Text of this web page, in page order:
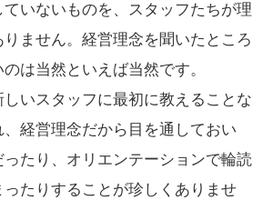
いないものを、スタッフたちが理
ません。経営理念を聞いたところ
は当然といえば当然です。
いスタッフに最初に教えることな
経営理念だから目を通しておい
たり、オリエンテーションで輪読
ったりすることが珍しくありませ